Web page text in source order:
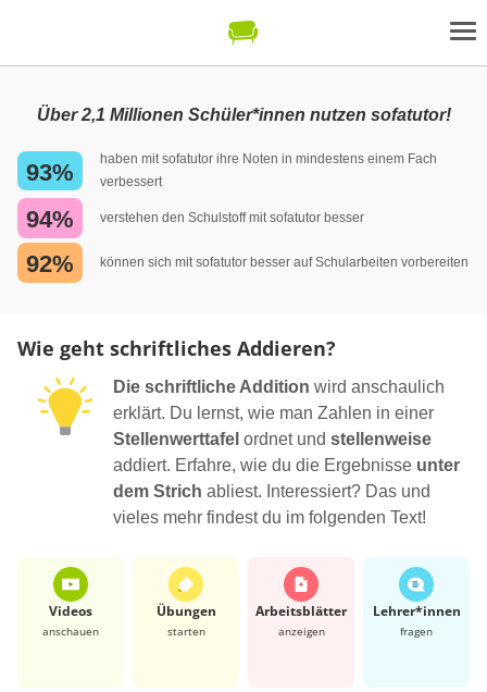
Über 2,1 Millionen Schüler*innen nutzen sofatutor!
93%
haben mit sofatutor ihre Noten in mindestens einem Fach
verbessert
94% verstehen den Schulstoff mit sofatutor besser
92% können sich mit sofatutor besser auf Schularbeiten vorbereiten
Wie geht schriftliches Addieren?
Die schriftliche Addition wird anschaulich
erklärt. Du lernst, wie man Zahlen in einer
Stellenwerttafel ordnet und stellenweise
addiert. Erfahre, wie du die Ergebnisse unter
dem Strich abliest. Interessiert? Das und
vieles mehr findest du im folgenden Text!
Videos
anschauen
Übungen
starten
Arbeits­blätter
anzeigen
Lehrer*​innen
fragen